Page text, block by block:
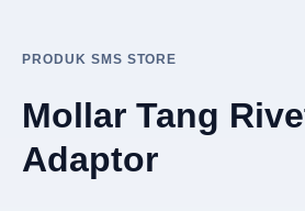
PRODUK SMS STORE
Mollar Tang
Adaptor